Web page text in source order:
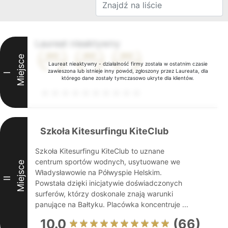
Laureat nieaktywny - działalność firmy została w ostatnim czasie
zawieszona lub istnieje inny powód, zgłoszony przez Laureata, dla
którego dane zostały tymczasowo ukryte dla klientów.
I Miejsce
II Miejsce
Szkoła Kitesurfingu KiteClub
Szkoła Kitesurfingu KiteClub to uznane
centrum sportów wodnych, usytuowane we
Władysławowie na Półwyspie Helskim.
Powstała dzięki inicjatywie doświadczonych
surferów, którzy doskonale znają warunki
panujące na Bałtyku. Placówka koncentruje ...
10.0 (66)